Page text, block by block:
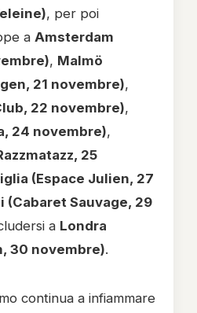
, per poi
a Amsterdam
, Malmö
21 novembre),
22 novembre),
24 novembre),
25
(Espace Julien, 27
(Cabaret Sauvage, 29
a Londra
30 novembre).
continua a infiammare